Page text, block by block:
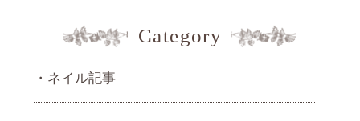
Category
ネイル記事